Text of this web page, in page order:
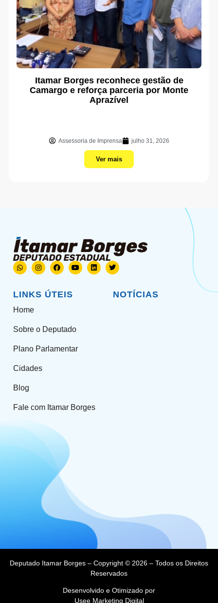
Itamar Borges reconhece gestão de
Camargo e reforça parceria por Monte
Aprazível
Assessoria de Imprensa julho 31, 2026
Ver mais
LINKS ÚTEIS
Home
Sobre o Deputado
Plano Parlamentar
Cidades
Blog
Fale com Itamar Borges
NOTÍCIAS
Deputado Itamar Borges – Copyright © 2026 – Todos os Direitos
Reservados
Desenvolvido e Otimizado por
Usee Marketing Digital